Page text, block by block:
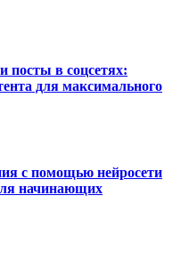
посты в соцсетях:
для максимального
с помощью нейросети
начинающих